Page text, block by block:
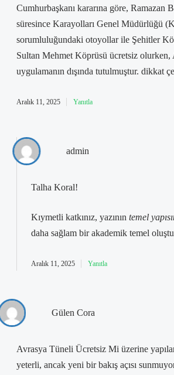
Cumhurbaşkanı kararına göre, Ramazan
süresince Karayolları Genel Müdürlüğü
sorumluluğundaki otoyollar ile Şehitler
Sultan Mehmet Köprüsü ücretsiz olurken,
uygulamanın dışında tutulmuştur. dikkat
Aralık 11, 2025 Yanıtla
admin
Talha Koral!
Kıymetli katkınız, yazının temel
daha sağlam bir akademik temel
Aralık 11, 2025 Yanıtla
Gülen Cora
Avrasya Tüneli Ücretsiz Mi üzerine
yeterli, ancak yeni bir bakış açısı